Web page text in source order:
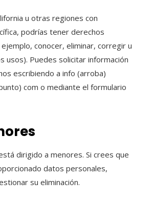
u otras regiones con
podrías tener derechos
conocer, eliminar, corregir u
usos). Puedes solicitar información
escribiendo a info (arroba)
com o mediante el formulario
dirigido a menores. Si crees que
datos personales,
su eliminación.